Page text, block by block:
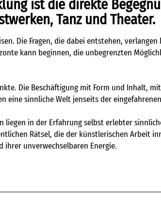
ist die direkte
Tanz und Theater.
Die Fragen, die dabei entstehen,
kann beginnen, die unbegrenzten
Die Beschäftigung mit Form und Inhalt,
sinnliche Welt jenseits der
in der Erfahrung selbst erlebter
Rätsel, die der künstlerischen Arbeit
ihrer unverwechselbaren Energie.